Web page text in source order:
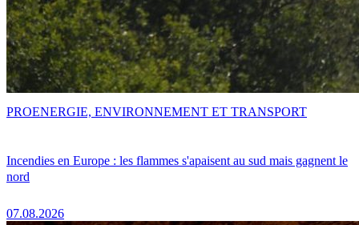
Incendies en Europe : les flammes s'apaisent au sud mais gagnent le
nord
07.08.2026
PROENERGIE, ENVIRONNEMENT ET TRANSPORT